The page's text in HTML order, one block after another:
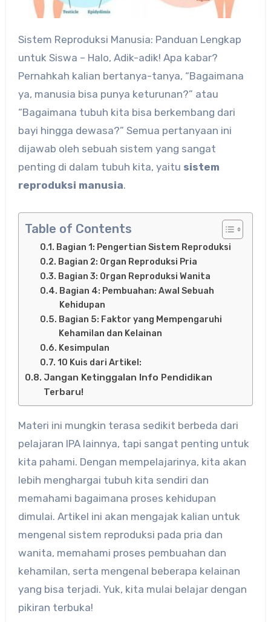
Sistem Reproduksi Manusia: Panduan Lengkap
untuk Siswa – Halo, Adik-adik! Apa kabar?
Pernahkah kalian bertanya-tanya, “Bagaimana
ya, manusia bisa punya keturunan?” atau
“Bagaimana tubuh kita bisa berkembang dari
bayi hingga dewasa?” Semua pertanyaan ini
dijawab oleh sebuah sistem yang sangat
penting di dalam tubuh kita, yaitu sistem
reproduksi manusia.
Table of Contents
Bagian 1: Pengertian Sistem Reproduksi
Bagian 2: Organ Reproduksi Pria
Bagian 3: Organ Reproduksi Wanita
Bagian 4: Pembuahan: Awal Sebuah
Kehidupan
Bagian 5: Faktor yang Mempengaruhi
Kehamilan dan Kelainan
Kesimpulan
10 Kuis dari Artikel:
Jangan Ketinggalan Info Pendidikan
Terbaru!
Materi ini mungkin terasa sedikit berbeda dari
pelajaran IPA lainnya, tapi sangat penting untuk
kita pahami. Dengan mempelajarinya, kita akan
lebih menghargai tubuh kita sendiri dan
memahami bagaimana proses kehidupan
dimulai. Artikel ini akan mengajak kalian untuk
mengenal sistem reproduksi pada pria dan
wanita, memahami proses pembuahan dan
kehamilan, serta mengenal beberapa kelainan
yang bisa terjadi. Yuk, kita mulai belajar dengan
pikiran terbuka!